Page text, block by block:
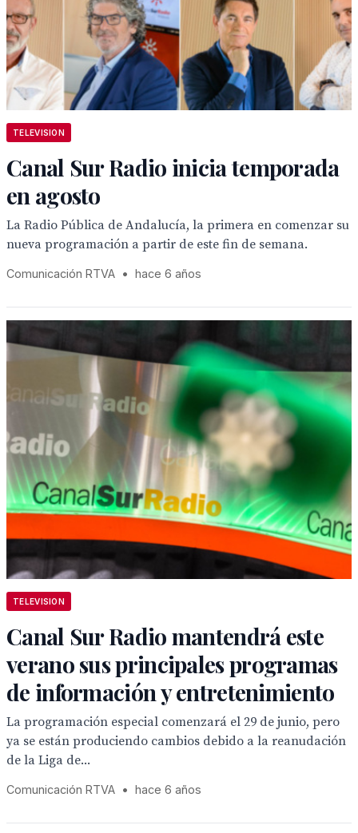
TELEVISION
Canal Sur Radio inicia temporada
en agosto
La Radio Pública de Andalucía, la primera en comenzar su
nueva programación a partir de este fin de semana.
Comunicación RTVA • hace 6 años
TELEVISION
Canal Sur Radio mantendrá este
verano sus principales programas
de información y entretenimiento
La programación especial comenzará el 29 de junio, pero
ya se están produciendo cambios debido a la reanudación
de la Liga de...
Comunicación RTVA • hace 6 años